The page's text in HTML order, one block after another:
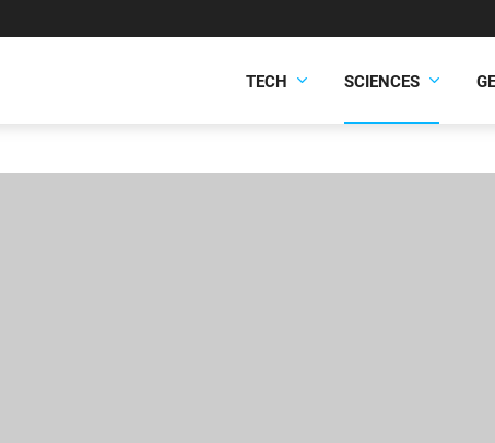
TECH SCIENCES